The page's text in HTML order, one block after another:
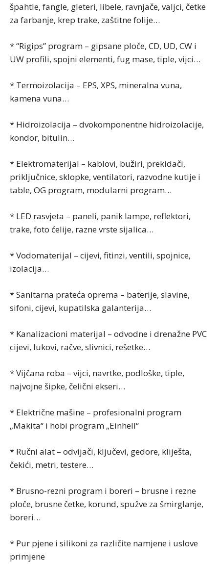
špahtle, fangle, gleteri, libele, ravnjače, valjci, četke
za farbanje, krep trake, zaštitne folije…
* “Rigips” program – gipsane ploče, CD, UD, CW i
UW profili, spojni elementi, fug mase, tiple, vijci…
* Termoizolacija – EPS, XPS, mineralna vuna,
kamena vuna…
* Hidroizolacija – dvokomponentne hidroizolacije,
kondor, bitulin…
* Elektromaterijal – kablovi, bužiri, prekidači,
priključnice, sklopke, ventilatori, razvodne kutije i
table, OG program, modularni program…
* LED rasvjeta – paneli, panik lampe, reflektori,
trake, foto ćelije, razne vrste sijalica…
* Vodomaterijal – cijevi, fitinzi, ventili, spojnice,
izolacija…
* Sanitarna prateća oprema – baterije, slavine,
sifoni, cijevi, kupatilska galanterija…
* Kanalizacioni materijal – odvodne i drenažne PVC
cijevi, lukovi, račve, slivnici, rešetke…
* Vijčana roba – vijci, navrtke, podloške, tiple,
najvojne šipke, čelični ekseri…
* Električne mašine – profesionalni program
„Makita“ i hobi program „Einhell“
* Ručni alat – odvijači, ključevi, gedore, kliješta,
čekići, metri, testere…
* Brusno-rezni program i boreri – brusne i rezne
ploče, brusne četke, korund, spužve za šmirglanje,
boreri…
* Pur pjene i silikoni za različite namjene i uslove
primjene